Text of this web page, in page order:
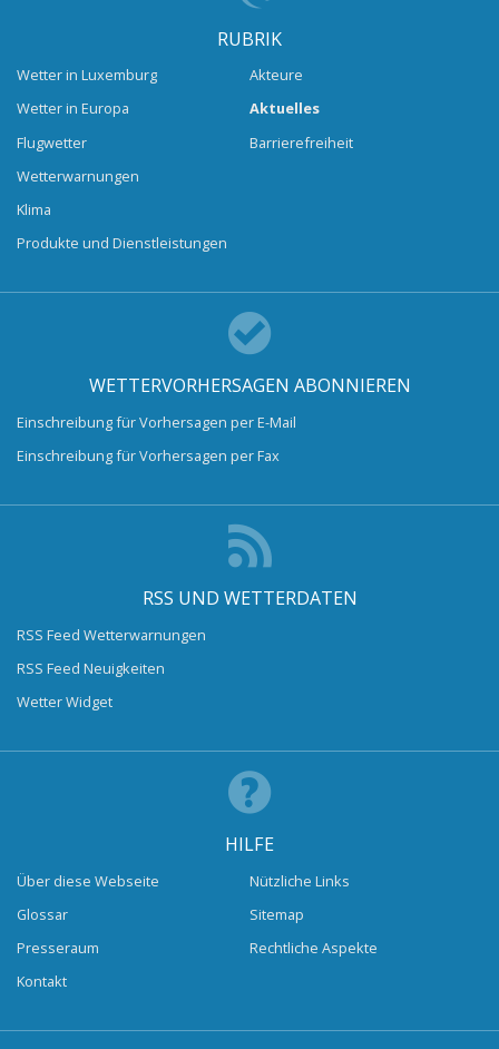
RUBRIK
Wetter in Luxemburg
Wetter in Europa
Flugwetter
Wetterwarnungen
Klima
Produkte und Dienstleistungen
Akteure
Aktuelles
Barrierefreiheit
WETTERVORHERSAGEN ABONNIEREN
Einschreibung für Vorhersagen per E-Mail
Einschreibung für Vorhersagen per Fax
RSS UND WETTERDATEN
RSS Feed Wetterwarnungen
RSS Feed Neuigkeiten
Wetter Widget
HILFE
Über diese Webseite
Glossar
Presseraum
Kontakt
Nützliche Links
Sitemap
Rechtliche Aspekte